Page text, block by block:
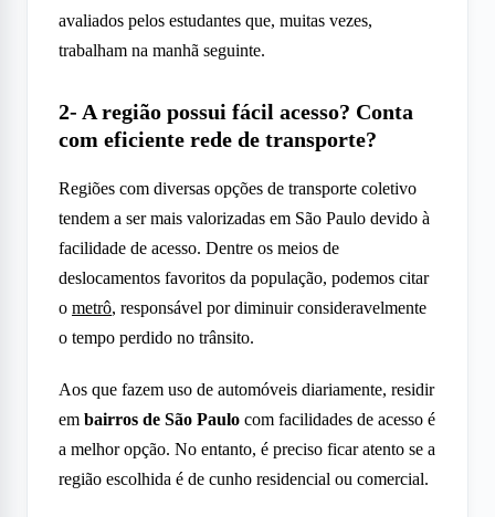
avaliados pelos estudantes que, muitas vezes,
trabalham na manhã seguinte.
2- A região possui fácil acesso? Conta
com eficiente rede de transporte?
Regiões com diversas opções de transporte coletivo
tendem a ser mais valorizadas em São Paulo devido à
facilidade de acesso. Dentre os meios de
deslocamentos favoritos da população, podemos citar
o metrô, responsável por diminuir consideravelmente
o tempo perdido no trânsito.
Aos que fazem uso de automóveis diariamente, residir
em bairros de São Paulo com facilidades de acesso é
a melhor opção. No entanto, é preciso ficar atento se a
região escolhida é de cunho residencial ou comercial.